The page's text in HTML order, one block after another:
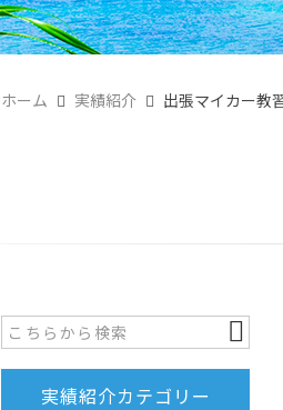
ホーム 実績紹介 出張マイカー教
実績紹介カテゴリー